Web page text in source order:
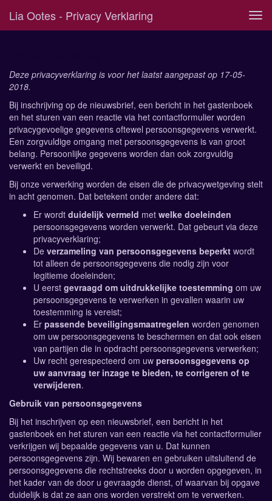
Lia Ootes - Privacy Verklaring
Deze privacyverklaring is voor het laatst aangepast op 17-05-
2018.
Bij inschrijving op de nieuwsbrief, een bericht in het gastenboek
en het sturen van een reactie via het contactformulier worden
privacygevoelige gegevens oftewel persoonsgegevens verwerkt.
Een zorgvuldige omgang met persoonsgegevens is van groot
belang. Persoonlijke gegevens worden dan ook zorgvuldig
verwerkt en beveiligd.
Bij onze verwerking worden de eisen die de privacywetgeving stelt
in acht genomen. Dat betekent onder andere dat:
Er wordt duidelijk vermeld met welke doeleinden
persoonsgegevens worden verwerkt. Dat gebeurt via deze
privacyverklaring;
De verzameling van persoonsgegevens beperkt wordt
tot alleen de persoonsgegevens die nodig zijn voor
legitieme doeleinden;
U eerst gevraagd om uitdrukkelijke toestemming om uw
persoonsgegevens te verwerken in gevallen waarin uw
toestemming is vereist;
Er passende beveiligingsmaatregelen worden genomen
om uw persoonsgegevens te beschermen en dat ook eisen
van partijen die in opdracht persoonsgegevens verwerken;
Uw recht gerespecteerd om uw persoonsgegevens op
uw aanvraag ter inzage te bieden, te corrigeren of te
verwijderen.
Gebruik van persoonsgegevens
Bij het inschrijven op een nieuwsbrief, een bericht in het
gastenboek en het sturen van een reactie via het contactformulier
verkrijgen wij bepaalde gegevens van u. Dat kunnen
persoonsgegevens zijn. Wij bewaren en gebruiken uitsluitend de
persoonsgegevens die rechtstreeks door u worden opgegeven, in
het kader van de door u gevraagde dienst, of waarvan bij opgave
duidelijk is dat ze aan ons worden verstrekt om te verwerken.